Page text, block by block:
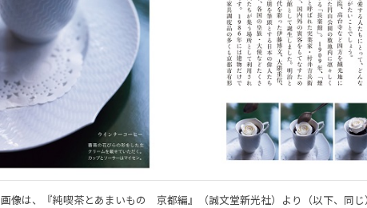
画像は、『純喫茶とあまいもの 京都編』（誠文堂新光社）より（以下、同じ